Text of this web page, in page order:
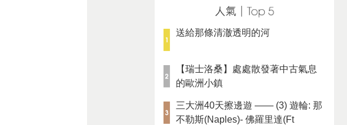
送給那條清澈透明的河
【瑞士洛桑】處處散發著中古氣息
的歐洲小鎮
三大洲40天擦邊遊 —— (3) 遊輪: 那
不勒斯(Naples)- 佛羅里達(Ft